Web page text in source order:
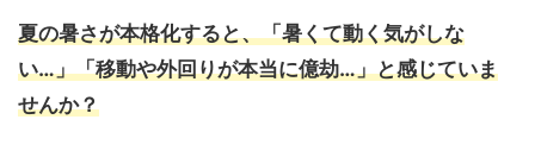
夏の暑さが本格化すると、「暑くて動く気がしな
い…」「移動や外回りが本当に億劫…」と感じていま
せんか？